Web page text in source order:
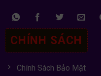
CHÍNH SÁCH
Chính Sách Bảo Mật